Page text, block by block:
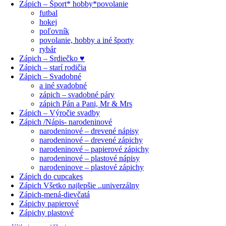
Zápich – Šport* hobby*povolanie
futbal
hokej
poľovník
povolanie, hobby a iné športy
rybár
Zápich – Srdiečko ♥
Zápich – starí rodičia
Zápich – Svadobné
a iné svadobné
zápich – svadobné páry
zápich Pán a Pani, Mr & Mrs
Zápich – Výročie svadby
Zápich /Nápis- narodeninové
narodeninové – drevené nápisy
narodeninové – drevené zápichy
narodeninové – papierové zápichy
narodeninové – plastové nápisy
narodeninove – plastové zápichy
Zápich do cupcakes
Zápich Všetko najlepšie ..univerzálny
Zápich-mená-dievčatá
Zápichy papierové
Zápichy plastové